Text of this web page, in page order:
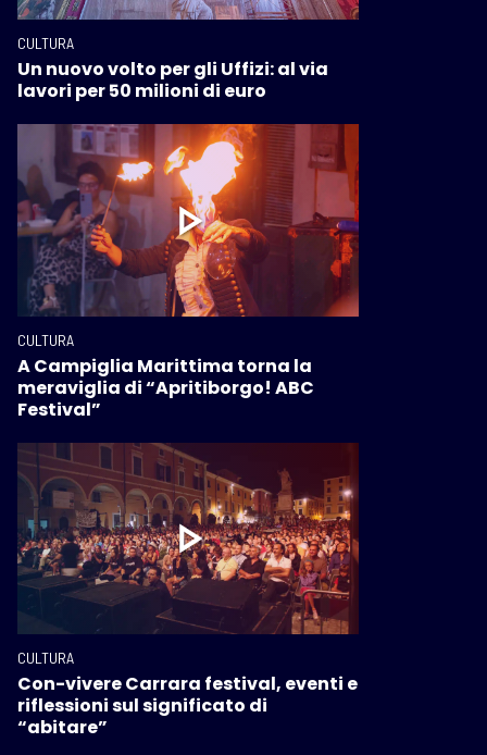
CULTURA
Un nuovo volto per gli Uffizi: al via
lavori per 50 milioni di euro
CULTURA
A Campiglia Marittima torna la
meraviglia di “Apritiborgo! ABC
Festival”
CULTURA
Con-vivere Carrara festival, eventi e
riflessioni sul significato di
“abitare”